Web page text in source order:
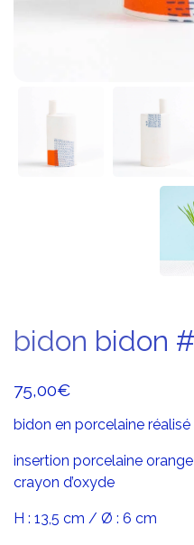
bidon bidon
75,00€
bidon en porcelaine
insertion porcelaine
crayon d’oxyde
H : 13,5 cm / Ø : 6 cm